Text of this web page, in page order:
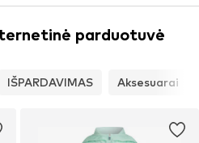
parduotuvė
IŠPARDAVIMAS Aksesuarai